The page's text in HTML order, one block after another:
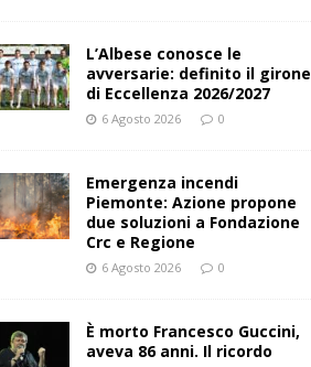
L’Albese conosce le
avversarie: definito il girone
di Eccellenza 2026/2027
6 Agosto 2026 0
Emergenza incendi
Piemonte: Azione propone
due soluzioni a Fondazione
Crc e Regione
6 Agosto 2026 0
È morto Francesco Guccini,
aveva 86 anni. Il ricordo